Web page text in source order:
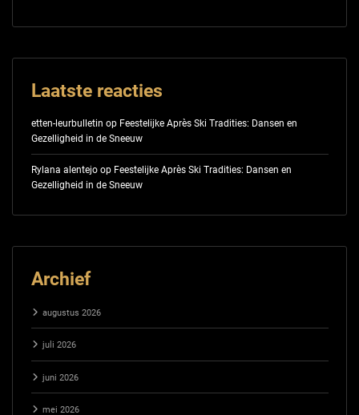
Laatste reacties
etten-leurbulletin op Feestelijke Après Ski Tradities: Dansen en
Gezelligheid in de Sneeuw
Rylana alentejoop Feestelijke Après Ski Tradities: Dansen en
Gezelligheid in de Sneeuw
Archief
augustus 2026
juli 2026
juni 2026
mei 2026